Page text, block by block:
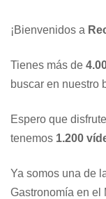
¡Bienvenidos a
Tienes más de
buscar en nuestro
Espero que
tenemos 1.200
Ya somos una de
Gastronomía en el